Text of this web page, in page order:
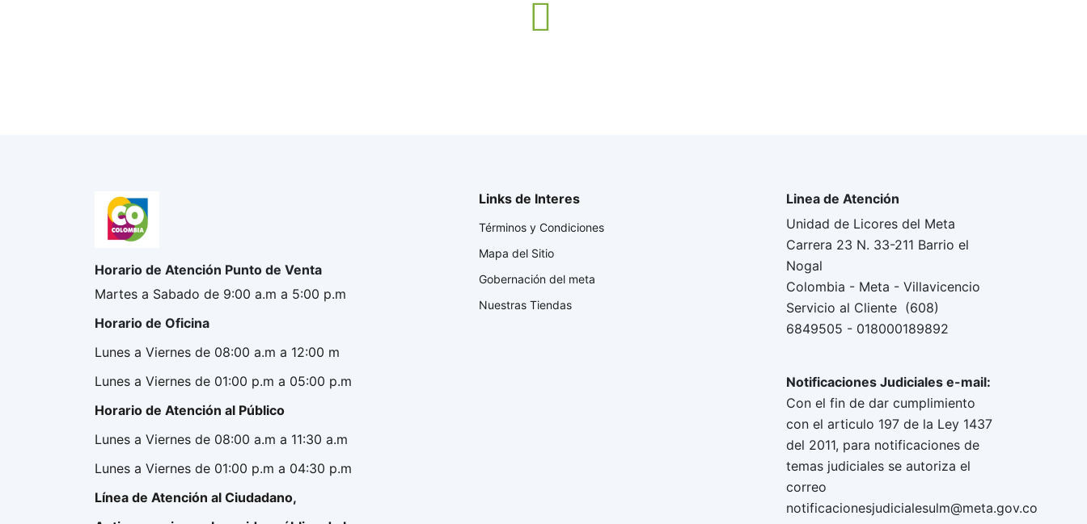
Horario de Atención Punto de Venta
Martes a Sabado de 9:00 a.m a 5:00 p.m
Horario de Oficina
Lunes a Viernes de 08:00 a.m a 12:00 m
Lunes a Viernes de 01:00 p.m a 05:00 p.m
Horario de Atención al Público
Lunes a Viernes de 08:00 a.m a 11:30 a.m
Lunes a Viernes de 01:00 p.m a 04:30 p.m
Línea de Atención al Ciudadano,
Links de Interes
Términos y Condiciones
Mapa del Sitio
Gobernación del meta
Nuestras Tiendas
Linea de Atención
Unidad de Licores del Meta
Carrera 23 N. 33-211 Barrio el
Nogal
Colombia - Meta - Villavicencio
Servicio al Cliente (608)
6849505 - 018000189892
Notificaciones Judiciales e-mail:
Con el fin de dar cumplimiento
con el articulo 197 de la Ley 1437
del 2011, para notificaciones de
temas judiciales se autoriza el
correo
notificacionesjudicialesulm@meta.gov.co